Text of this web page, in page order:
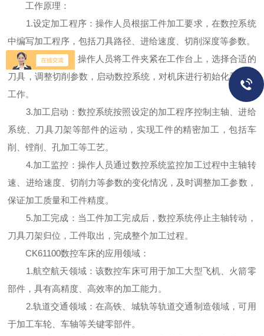
工作原理：
1.设定加工程序：操作人员根据工件加工要求，在数控系统
中编写加工程序，包括刀具路径、进给速度、切削深度等参数。
2.开机准备：操作人员将工件夹紧在工作台上，选择合适的
刀具，调整切削参数，启动数控系统，对机床进行初始化和准备
工作。
3.加工启动：数控系统按照设定的加工程序控制主轴、进给
系统、刀具刀架等部件的运动，实现工件的精密加工，包括车
削、镗削、孔加工等工艺。
4.加工监控：操作人员通过数控系统监控加工过程中主轴转
速、进给速度、切削力等参数的变化情况，及时调整加工参数，
保证加工质量和工件精度。
5.加工完成：当工件加工完成后，数控系统停止主轴转动，
刀具刀架归位，工件取出，完成整个加工过程。
CK61100数控车床的应用领域：
1.航空航天领域：该数控车床可用于加工大型飞机、火箭零
部件，具有高精度、高效率的加工能力。
2.轨道交通领域：在高铁、城轨等轨道交通制造领域，可用
于加工车轮、车轴等关键零部件。